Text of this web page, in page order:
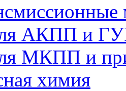
АКПП и
МКПП и
химия